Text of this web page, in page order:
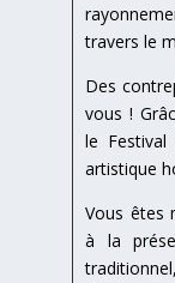
travers le
Des
vous !
le Festival
artistique
Vous êtes
à la